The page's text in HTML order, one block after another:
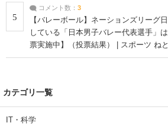
5
コメント数： 3
【バレーボール】ネーションズリーグ
している「日本男子バレー代表選手」
票実施中】（投票結果） | スポーツ ね
カテゴリ一覧
IT・科学